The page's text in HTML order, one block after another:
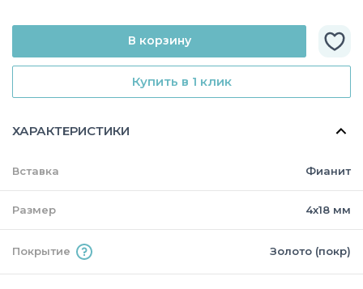
Купить в 1 клик
В корзину
ХАРАКТЕРИСТИКИ
Вставка Фианит
Размер 4х18 мм
Покрытие Золото (покр)